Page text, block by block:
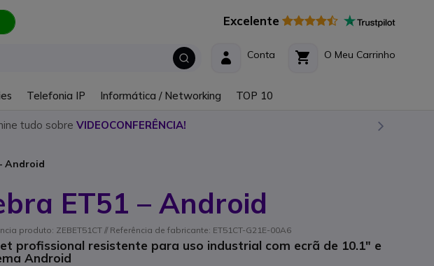
Excelente
O Meu Carrinho
Conta
Telefonia IP Informática / Networking TOP 10
tudo sobre VIDEOCONFERÊNCIA!
Android
ET51 – Android
produto: ZEBET51CT // Referência de fabricante: ET51CT-G21E-00A6
profissional resistente para uso industrial com ecrã de 10.1" e
Android